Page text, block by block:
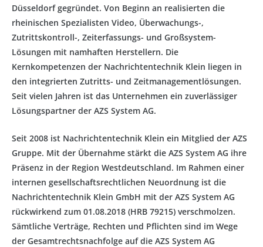
Düsseldorf gegründet. Von Beginn an realisierten die
rheinischen Spezialisten Video, Überwachungs-,
Zutrittskontroll-, Zeiterfassungs- und Großsystem-
Lösungen mit namhaften Herstellern. Die
Kernkompetenzen der Nachrichtentechnik Klein liegen in
den integrierten Zutritts- und Zeitmanagementlösungen.
Seit vielen Jahren ist das Unternehmen ein zuverlässiger
Lösungspartner der AZS System AG.
Seit 2008 ist Nachrichtentechnik Klein ein Mitglied der AZS
Gruppe. Mit der Übernahme stärkt die AZS System AG ihre
Präsenz in der Region Westdeutschland. Im Rahmen einer
internen gesellschaftsrechtlichen Neuordnung ist die
Nachrichtentechnik Klein GmbH mit der AZS System AG
rückwirkend zum 01.08.2018 (HRB 79215) verschmolzen.
Sämtliche Verträge, Rechten und Pflichten sind im Wege
der Gesamtrechtsnachfolge auf die AZS System AG